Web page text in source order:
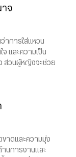
จ
าการใส่แหวน
และความเป็น
ส่วนผู้หญิงจะช่วย
าดและความมุ่ง
านการงานและ